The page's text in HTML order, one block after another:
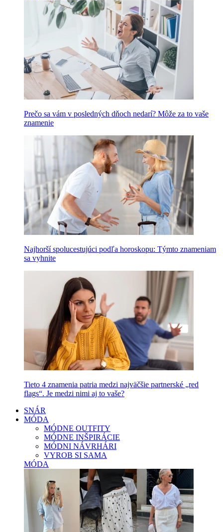
Prečo sa vám v posledných dňoch nedarí? Môže za to vaše
znamenie
Najhorší spolucestujúci podľa horoskopu: Týmto znameniam
sa vyhnite
Tieto 4 znamenia patria medzi najväčšie partnerské „red
flags“. Je medzi nimi aj to vaše?
SNÁR
MÓDA
MÓDNE OUTFITY
MÓDNE INŠPIRÁCIE
MÓDNI NÁVRHÁRI
VYROB SI SAMA
MÓDA